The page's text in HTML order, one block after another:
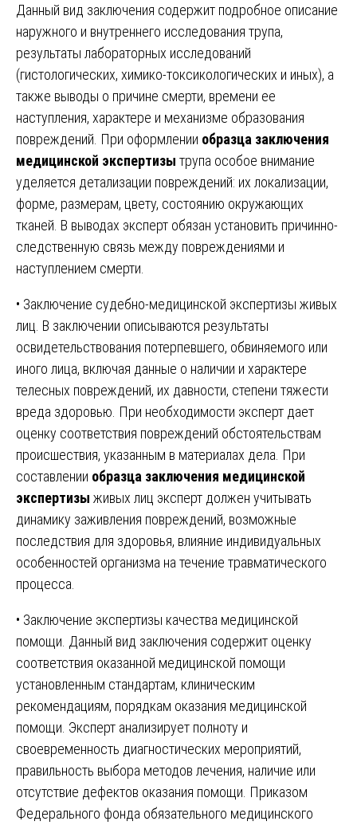
Данный вид заключения содержит подробное описание
наружного и внутреннего исследования трупа,
результаты лабораторных исследований
(гистологических, химико-токсикологических и иных), а
также выводы о причине смерти, времени ее
наступления, характере и механизме образования
повреждений. При оформлении образца заключения
медицинской экспертизы трупа особое внимание
уделяется детализации повреждений: их локализации,
форме, размерам, цвету, состоянию окружающих
тканей. В выводах эксперт обязан установить причинно-
следственную связь между повреждениями и
наступлением смерти.
• Заключение судебно-медицинской экспертизы живых
лиц. В заключении описываются результаты
освидетельствования потерпевшего, обвиняемого или
иного лица, включая данные о наличии и характере
телесных повреждений, их давности, степени тяжести
вреда здоровью. При необходимости эксперт дает
оценку соответствия повреждений обстоятельствам
происшествия, указанным в материалах дела. При
составлении образца заключения медицинской
экспертизы живых лиц эксперт должен учитывать
динамику заживления повреждений, возможные
последствия для здоровья, влияние индивидуальных
особенностей организма на течение травматического
процесса.
• Заключение экспертизы качества медицинской
помощи. Данный вид заключения содержит оценку
соответствия оказанной медицинской помощи
установленным стандартам, клиническим
рекомендациям, порядкам оказания медицинской
помощи. Эксперт анализирует полноту и
своевременность диагностических мероприятий,
правильность выбора методов лечения, наличие или
отсутствие дефектов оказания помощи. Приказом
Федерального фонда обязательного медицинского